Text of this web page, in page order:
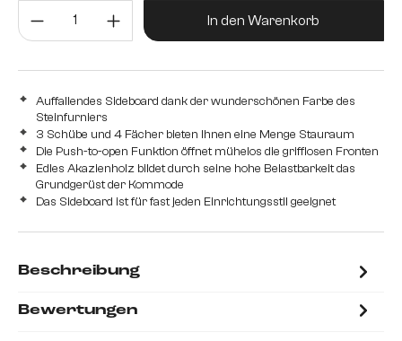
Produkt Anzahl: Gib den
In den Warenkorb
Auffallendes Sideboard dank der wunderschönen Farbe des
Steinfurniers
3 Schübe und 4 Fächer bieten Ihnen eine Menge Stauraum
Die Push-to-open Funktion öffnet mühelos die grifflosen Fronten
Edles Akazienholz bildet durch seine hohe Belastbarkeit das
Grundgerüst der Kommode
Das Sideboard ist für fast jeden Einrichtungsstil geeignet
Beschreibung
Bewertungen